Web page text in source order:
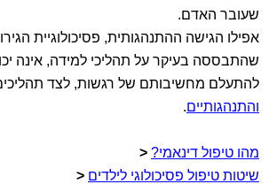
שעובר האדם.
אפילו הגישה ההתנהגותית, פסיכולוגיית
שהתבססה בעיקר על תהליכי למידה, אינה
להתעלם מחשיבותם של רגשות, לצד
והתנהגותיים.
מהו טיפול דינאמי? <
שיטות טיפול פסיכולוגי לילדים <